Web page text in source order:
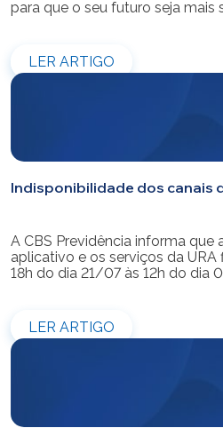
para que o seu futuro seja mais
eficiência e transparência os
de 39 mil participantes. Temos
LER ARTIGO
Indisponibilidade dos canais
A CBS Previdência informa que
aplicativo e os serviços da URA
18h do dia 21/07 às 12h do dia
entre os dias 22/07 e 31/07.
simulações e contratações de
LER ARTIGO